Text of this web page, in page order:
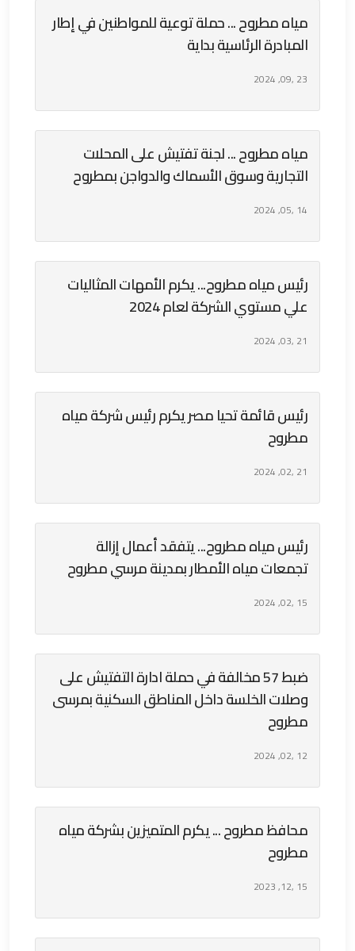
مياه مطروح ... حملة توعية للمواطنين في إطار
المبادرة الرئاسية بداية
23 ,09, 2024
مياه مطروح ... لجنة تفتيش على المحلات
التجارية وسوق الأسماك والدواجن بمطروح
14 ,05, 2024
رئيس مياه مطروح... يكرم الأمهات المثاليات
علي مستوي الشركة لعام 2024
21 ,03, 2024
رئيس قائمة تحيا مصر يكرم رئيس شركة مياه
مطروح
21 ,02, 2024
رئيس مياه مطروح... يتفقد أعمال إزالة
تجمعات مياه الأمطار بمدينة مرسي مطروح
15 ,02, 2024
ضبط 57 مخالفة في حملة ادارة التفتيش على
وصلات الخلسة داخل المناطق السكنية بمرسى
مطروح
12 ,02, 2024
محافظ مطروح ... يكرم المتميزين بشركة مياه
مطروح
15 ,12, 2023